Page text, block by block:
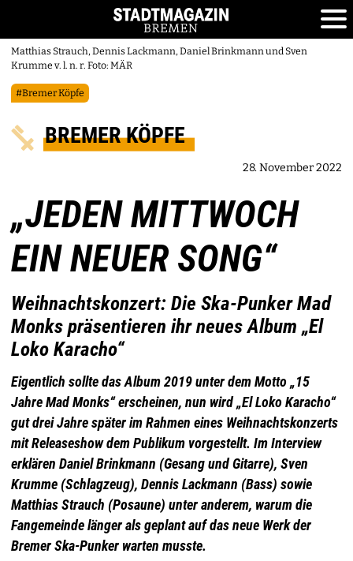
Matthias Strauch, Dennis Lackmann, Daniel Brinkmann und Sven
Krumme v. l. n. r. Foto: MÄR
#Bremer Köpfe
BREMER KÖPFE
28. November 2022
„JEDEN MITTWOCH
EIN NEUER SONG“
Weihnachtskonzert: Die Ska-Punker Mad
Monks präsentieren ihr neues Album „El
Loko Karacho“
Eigentlich sollte das Album 2019 unter dem Motto „15
Jahre Mad Monks“ erscheinen, nun wird „El Loko Karacho“
gut drei Jahre später im Rahmen eines Weihnachtskonzerts
mit Releaseshow dem Publikum vorgestellt. Im Interview
erklären Daniel Brinkmann (Gesang und Gitarre), Sven
Krumme (Schlagzeug), Dennis Lackmann (Bass) sowie
Matthias Strauch (Posaune) unter anderem, warum die
Fangemeinde länger als geplant auf das neue Werk der
Bremer Ska-Punker warten musste.